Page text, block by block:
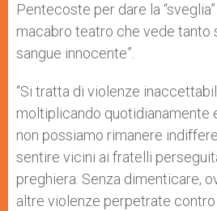
Pentecoste per dare la
macabro teatro che vede tanto
sangue innocente”.
“Si tratta di violenze
moltiplicando quotidianamente
non possiamo rimanere
sentire vicini ai fratelli
preghiera. Senza dimenticare,
altre violenze perpetrate